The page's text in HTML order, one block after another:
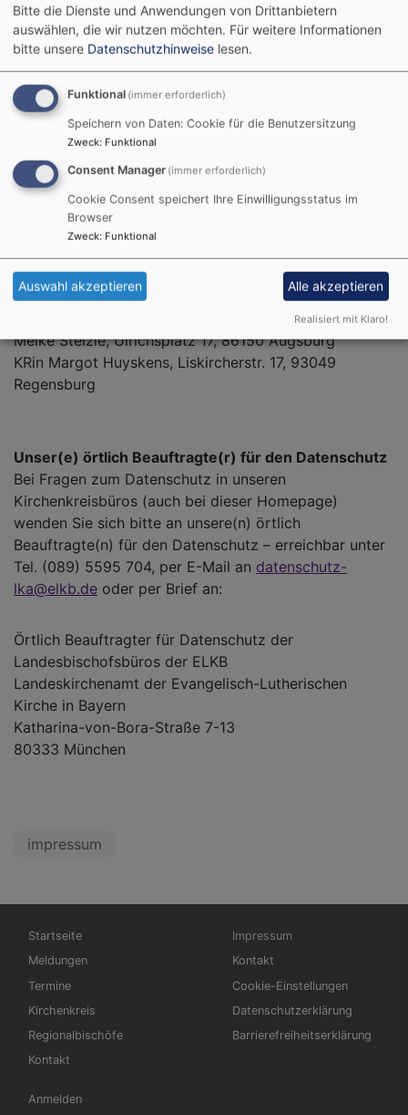
Regionalbischof Klaus Stiegler
Körperschaft öffentlichen Rechts
Kontakt
E-Mail:
Telefon: +49 (0) 895595360
Telefon: +49 (0) 821597030
Inhaltlich Verantwortliche im Sinne des § 18 MStV:
KRin Anika Sergel-Kohls & Bärbel Fath, Katharina-von-
Meike Stelzle, Ulrichsplatz 17, 86150 Augsburg
KRin Margot Huyskens, Liskircherstr. 17, 93049
Regensburg
Unser(e) örtlich Beauftragte(r) für den Datenschutz
Bei Fragen zum Datenschutz in unseren
Kirchenkreisbüros (auch bei dieser Homepage)
wenden Sie sich bitte an unsere(n) örtlich
Beauftragte(n) für den Datenschutz – erreichbar unter
Tel. (089) 5595 704, per E-Mail an datenschutz-
lka@elkb.de oder per Brief an:
Örtlich Beauftragter für Datenschutz der
Landesbischofsbüros der ELKB
Landeskirchenamt der Evangelisch-Lutherischen
Kirche in Bayern
Katharina-von-Bora-Straße 7-13
80333 München
impressum
Hauptnavigation
Startseite
Meldungen
Termine
Kirchenkreis
Regionalbischöfe
Kontakt
Fußbereichsmenü
Impressum
Kontakt
Cookie-Einstellungen
Datenschutzerklärung
Barrierefreiheitserklärung
Benutzermenü
Anmelden
Bitte die Dienste und Anwendungen von Drittanbietern
auswählen, die wir nutzen möchten. Für weitere Informationen
bitte unsere Datenschutzhinweise lesen.
Funktional (immer erforderlich)
Speichern von Daten: Cookie für die Benutzersitzung
Zweck: Funktional
Consent Manager (immer erforderlich)
Cookie Consent speichert Ihre Einwilligungsstatus im
Browser
Zweck: Funktional
Auswahl akzeptieren Alle akzeptieren
Realisiert mit Klaro!